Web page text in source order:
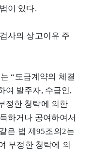
이 있다.
사의 상고이유 주
“도급계약의 체결
여 발주자, 수급인,
정한 청탁에 의한
하거나 공여하여서
은 법 제95조의2는
부정한 청탁에 의